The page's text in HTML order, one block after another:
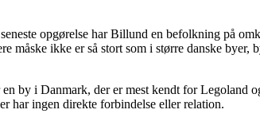
opgørelse har Billund en befolkning på
ikke er så stort som i større danske byer,
by i Danmark, der er mest kendt for Legoland
har ingen direkte forbindelse eller relation.